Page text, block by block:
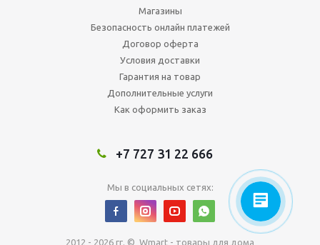
Магазины
Безопасность онлайн платежей
Договор оферта
Условия доставки
Гарантия на товар
Дополнительные услуги
Как оформить заказ
+7 727 31 22 666
Мы в социальных сетях:
2012 - 2026 гг. © Wmart - товары для дома